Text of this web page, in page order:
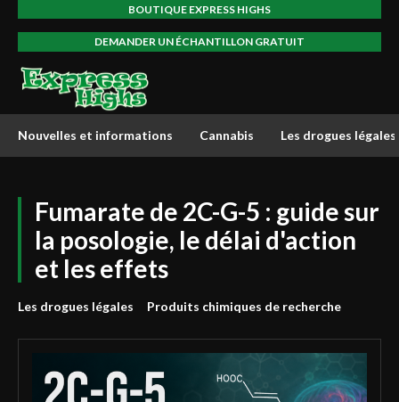
BOUTIQUE EXPRESS HIGHS
DEMANDER UN ÉCHANTILLON GRATUIT
Nouvelles et informations Cannabis Les drogues légales
Fumarate de 2C-G-5 : guide sur
la posologie, le délai d'action
et les effets
Les drogues légales Produits chimiques de recherche